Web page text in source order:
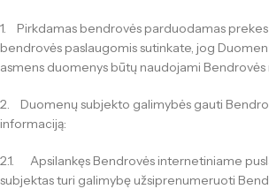
1. Pirkdamas bendrovės parduodamas
bendrovės paslaugomis sutinkate, jog
asmens duomenys būtų naudojami Bendrovės
2. Duomenų subjekto galimybės gauti
informaciją:
2.1. Apsilankęs Bendrovės internetiniame
subjektas turi galimybę užsiprenumeruoti